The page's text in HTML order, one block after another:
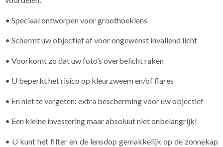
• Speciaal ontworpen voor groothoeklens
• Schermt uw objectief af voor ongewenst invallend licht
• Voorkomt zo dat uw foto’s overbelicht raken
• U beperkt het risico op kleurzweem en/of flares
• En niet te vergeten: extra bescherming voor uw objectief
• Een kleine investering maar absoluut niet onbelangrijk!
• U kunt het filter en de lensdop gemakkelijk op de zonnekap